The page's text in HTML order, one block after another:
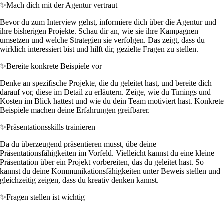
✨Mach dich mit der Agentur vertraut
Bevor du zum Interview gehst, informiere dich über die Agentur und
ihre bisherigen Projekte. Schau dir an, wie sie ihre Kampagnen
umsetzen und welche Strategien sie verfolgen. Das zeigt, dass du
wirklich interessiert bist und hilft dir, gezielte Fragen zu stellen.
✨Bereite konkrete Beispiele vor
Denke an spezifische Projekte, die du geleitet hast, und bereite dich
darauf vor, diese im Detail zu erläutern. Zeige, wie du Timings und
Kosten im Blick hattest und wie du dein Team motiviert hast. Konkrete
Beispiele machen deine Erfahrungen greifbarer.
✨Präsentationsskills trainieren
Da du überzeugend präsentieren musst, übe deine
Präsentationsfähigkeiten im Vorfeld. Vielleicht kannst du eine kleine
Präsentation über ein Projekt vorbereiten, das du geleitet hast. So
kannst du deine Kommunikationsfähigkeiten unter Beweis stellen und
gleichzeitig zeigen, dass du kreativ denken kannst.
✨Fragen stellen ist wichtig